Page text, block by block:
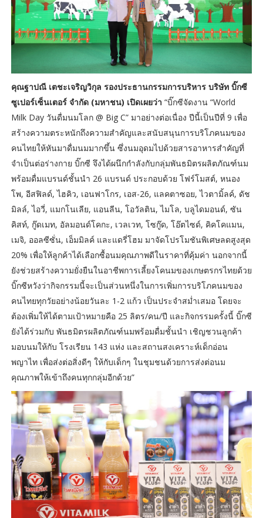
คุณฐาปณี เตชะเจริญวิกุล รองประธานกรรมการบริหาร บริษัท บิ๊กซี
ซูเปอร์เซ็นเตอร์ จำกัด (มหาชน) เปิดเผยว่า “บิ๊กซีจัดงาน “World
Milk Day วันดื่มนมโลก @ Big C” มาอย่างต่อเนื่อง ปีนี้เป็นปีที่ 9 เพื่อ
สร้างความตระหนักถึงความสำคัญและสนับสนุนการบริโภคนมของ
คนไทยให้หันมาดื่มนมมากขึ้น ซึ่งนมอุดมไปด้วยสารอาหารสำคัญที่
จำเป็นต่อร่างกาย บิ๊กซี จึงได้ผนึกกำลังกับกลุ่มพันธมิตรผลิตภัณฑ์นม
พร้อมดื่มแบรนด์ชั้นนำ 26 แบรนด์ ประกอบด้วย โฟร์โมสต์, หนอง
โพ, อีสฟิลด์, ไฮคิว, เอนฟาโกร, เอส-26, แลคตาซอย, ไวตามิ้ลค์, ดัช
มิลล์, ไอวี่, แมกโนเลีย, แอนลีน, โอวัลติน, ไมโล, บลูไดมอนด์, ซัน
คิสท์, กู๊ดเมท, อัลมอนด์โคกะ, เวลเวท, โซกู๊ด, โอ๊ตไซด์, คิคโคแมน,
เมจิ, ออลซีซั่น, เอ็มมิลค์ และแดรี่โฮม มาจัดโปรโมชันพิเศษลดสูงสุด
20% เพื่อให้ลูกค้าได้เลือกซื้อนมคุณภาพดีในราคาที่คุ้มค่า นอกจากนี้
ยังช่วยสร้างความยั่งยืนในอาชีพการเลี้ยงโคนมของเกษตรกรไทยด้วย
บิ๊กซีหวังว่ากิจกรรมนี้จะเป็นส่วนหนึ่งในการเพิ่มการบริโภคนมของ
คนไทยทุกวัยอย่างน้อยวันละ 1-2 แก้ว เป็นประจำสม่ำเสมอ โดยจะ
ต้องเพิ่มให้ได้ตามเป้าหมายคือ 25 ลิตร/คน/ปี และกิจกรรมครั้งนี้ บิ๊กซี
ยังได้ร่วมกับ พันธมิตรผลิตภัณฑ์นมพร้อมดื่มชั้นนำ เชิญชวนลูกค้า
มอบนมให้กับ โรงเรียน 143 แห่ง และสถานสงเคราะห์เด็กอ่อน
พญาไท เพื่อส่งต่อสิ่งดีๆ ให้กับเด็กๆ ในชุมชนด้วยการส่งต่อนม
คุณภาพให้เข้าถึงคนทุกกลุ่มอีกด้วย”